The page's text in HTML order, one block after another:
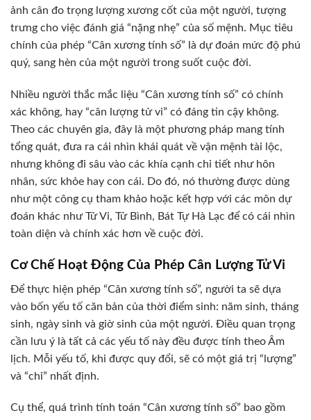
ảnh cân đo trọng lượng xương cốt của một người, tượng
trưng cho việc đánh giá “nặng nhẹ” của số mệnh. Mục tiêu
chính của phép “Cân xương tính số” là dự đoán mức độ phú
quý, sang hèn của một người trong suốt cuộc đời.
Nhiều người thắc mắc liệu “Cân xương tính số” có chính
xác không, hay “cân lượng tử vi” có đáng tin cậy không.
Theo các chuyên gia, đây là một phương pháp mang tính
tổng quát, đưa ra cái nhìn khái quát về vận mệnh tài lộc,
nhưng không đi sâu vào các khía cạnh chi tiết như hôn
nhân, sức khỏe hay con cái. Do đó, nó thường được dùng
như một công cụ tham khảo hoặc kết hợp với các môn dự
đoán khác như Tử Vi, Tử Bình, Bát Tự Hà Lạc để có cái nhìn
toàn diện và chính xác hơn về cuộc đời.
Cơ Chế Hoạt Động Của Phép Cân Lượng Tử Vi
Để thực hiện phép “Cân xương tính số”, người ta sẽ dựa
vào bốn yếu tố căn bản của thời điểm sinh: năm sinh, tháng
sinh, ngày sinh và giờ sinh của một người. Điều quan trọng
cần lưu ý là tất cả các yếu tố này đều được tính theo Âm
lịch. Mỗi yếu tố, khi được quy đổi, sẽ có một giá trị “lượng”
và “chỉ” nhất định.
Cụ thể, quá trình tính toán “Cân xương tính số” bao gồm